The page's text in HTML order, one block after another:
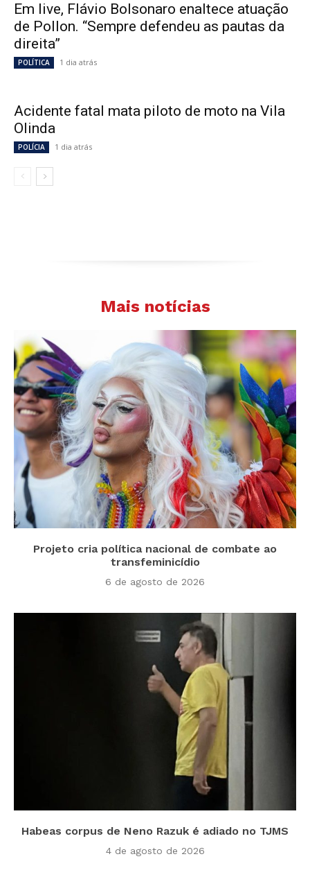
Em live, Flávio Bolsonaro enaltece atuação
de Pollon. “Sempre defendeu as pautas da
direita”
POLÍTICA 1 dia atrás
Acidente fatal mata piloto de moto na Vila
Olinda
POLÍCIA 1 dia atrás
Mais notícias
Projeto cria política nacional de combate ao
transfeminicídio
6 de agosto de 2026
Habeas corpus de Neno Razuk é adiado no TJMS
4 de agosto de 2026